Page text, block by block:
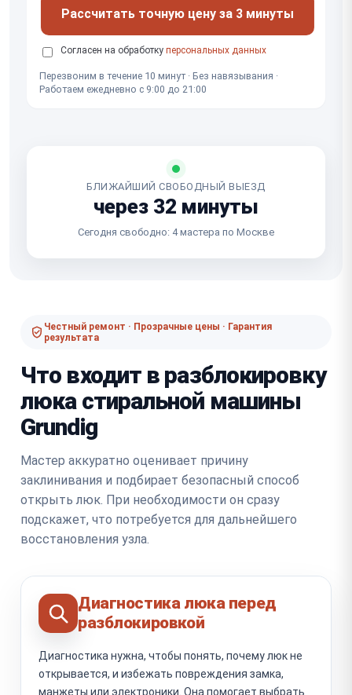
Рассчитать точную цену за 3 минуты
Согласен на обработку персональных данных
Перезвоним в течение 10 минут · Без навязывания ·
Работаем ежедневно с 9:00 до 21:00
БЛИЖАЙШИЙ СВОБОДНЫЙ ВЫЕЗД
через 32 минуты
Сегодня свободно: 4 мастера по Москве
Честный ремонт · Прозрачные цены · Гарантия
результата
Что входит в разблокировку
люка стиральной машины
Grundig
Мастер аккуратно оценивает причину
заклинивания и подбирает безопасный способ
открыть люк. При необходимости он сразу
подскажет, что потребуется для дальнейшего
восстановления узла.
Диагностика люка перед
разблокировкой
Диагностика нужна, чтобы понять, почему люк не
открывается, и избежать повреждения замка,
манжеты или электроники. Она помогает выбрать